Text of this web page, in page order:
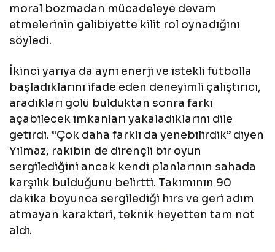
moral bozmadan mücadeleye devam
etmelerinin galibiyette kilit rol oynadığını
söyledi.
İkinci yarıya da aynı enerji ve istekli futbolla
başladıklarını ifade eden deneyimli çalıştırıcı,
aradıkları golü bulduktan sonra farkı
açabilecek imkanları yakaladıklarını dile
getirdi. “Çok daha farklı da yenebilirdik” diyen
Yılmaz, rakibin de dirençli bir oyun
sergilediğini ancak kendi planlarının sahada
karşılık bulduğunu belirtti. Takımının 90
dakika boyunca sergilediği hırs ve geri adım
atmayan karakteri, teknik heyetten tam not
aldı.